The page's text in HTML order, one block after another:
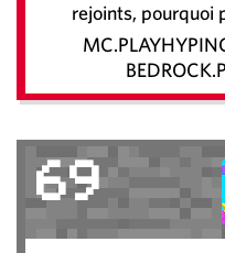
rejoints, pourquoi
69